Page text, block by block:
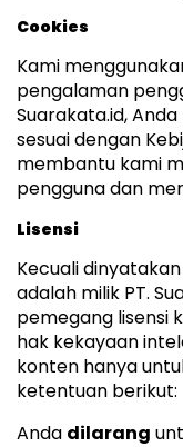
Cookies
Kami
pengalaman
Suarakata.id,
sesuai dengan
membantu kami
pengguna dan
Lisensi
Kecuali
adalah milik PT.
pemegang lisensi
hak kekayaan
konten hanya
ketentuan berikut:
Anda dilarang